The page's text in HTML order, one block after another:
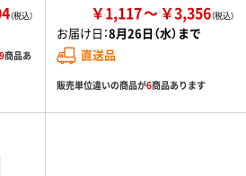
商品あ
￥1,117 ￥3,356
お届け日：8月26日（水）まで
直送品
販売単位違いの商品が6商品あります